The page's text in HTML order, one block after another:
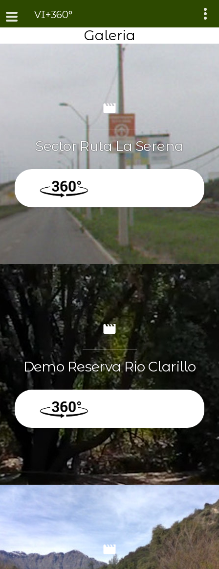
VI+360°
Galeria
Sector Ruta La Serena
360º
Demo Reserva Rio Clarillo
360º